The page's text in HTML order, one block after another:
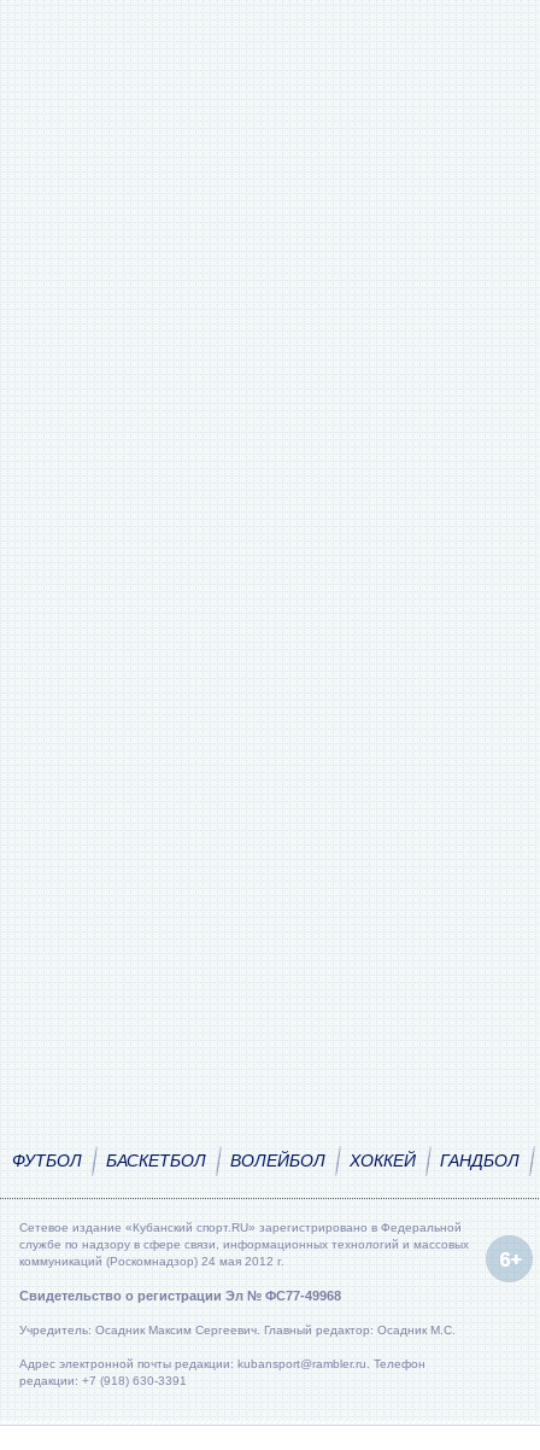
ФУТБОЛ БАСКЕТБОЛ ВОЛЕЙБОЛ ХОККЕЙ ГАНДБОЛ
Сетевое издание «Кубанский спорт.RU» зарегистрировано в Федеральной
службе по надзору в сфере связи, информационных технологий и массовых
коммуникаций (Роскомнадзор) 24 мая 2012 г.
Свидетельство о регистрации Эл № ФС77-49968
Учредитель: Осадник Максим Сергеевич. Главный редактор: Осадник М.С.
Адрес электронной почты редакции: kubansport@rambler.ru. Телефон
редакции: +7 (918) 630-3391